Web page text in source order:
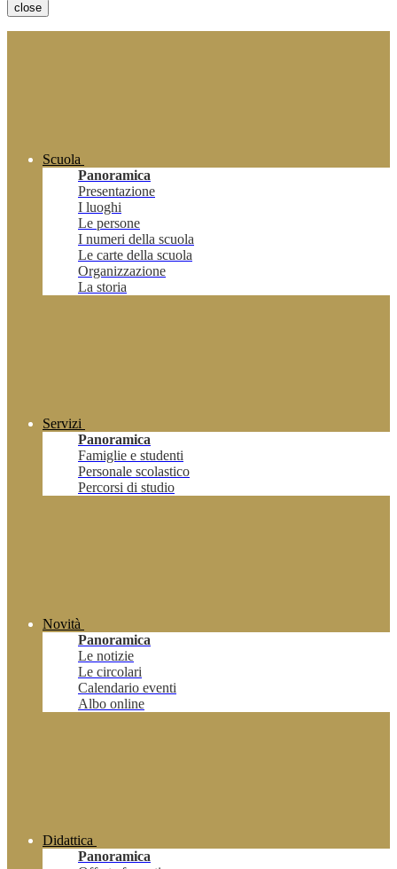
close
Scuola
Panoramica
Presentazione
I luoghi
Le persone
I numeri della scuola
Le carte della scuola
Organizzazione
La storia
Servizi
Panoramica
Famiglie e studenti
Personale scolastico
Percorsi di studio
Novità
Panoramica
Le notizie
Le circolari
Calendario eventi
Albo online
Didattica
Panoramica